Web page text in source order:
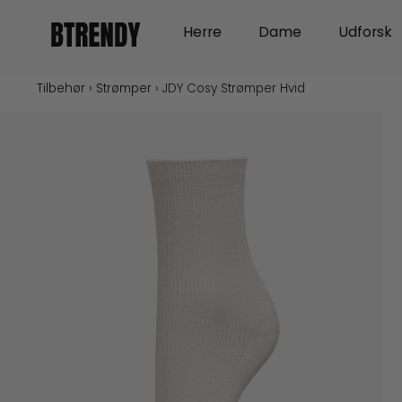
Herre Open Herre
Dame Open Dame
Udforsk
Tilbehør› Strømper› JDY Cosy Strømper Hvid